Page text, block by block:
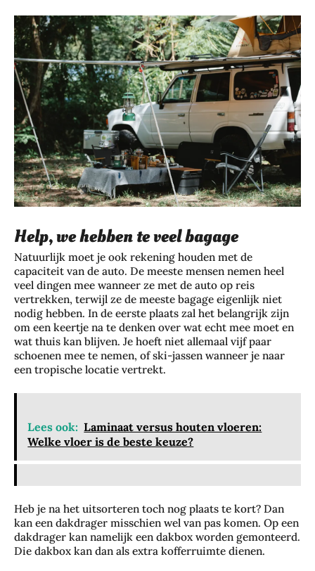
Help, we hebben te veel bagage
Natuurlijk moet je ook rekening houden met de
capaciteit van de auto. De meeste mensen nemen heel
veel dingen mee wanneer ze met de auto op reis
vertrekken, terwijl ze de meeste bagage eigenlijk niet
nodig hebben. In de eerste plaats zal het belangrijk zijn
om een keertje na te denken over wat echt mee moet en
wat thuis kan blijven. Je hoeft niet allemaal vijf paar
schoenen mee te nemen, of ski-jassen wanneer je naar
een tropische locatie vertrekt.
Lees ook: Laminaat versus houten vloeren:
Welke vloer is de beste keuze?
Heb je na het uitsorteren toch nog plaats te kort? Dan
kan een dakdrager misschien wel van pas komen. Op een
dakdrager kan namelijk een dakbox worden gemonteerd.
Die dakbox kan dan als extra kofferruimte dienen.